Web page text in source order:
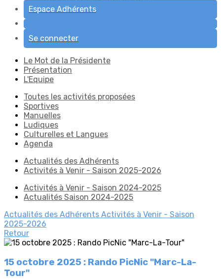
Espace Adhérents
Se connecter
Le Mot de la Présidente
Présentation
L'Equipe
Toutes les activités proposées
Sportives
Manuelles
Ludiques
Culturelles et Langues
Agenda
Actualités des Adhérents
Activités à Venir - Saison 2025-2026
Activités à Venir - Saison 2024-2025
Actualités Saison 2024-2025
Actualités des Adhérents Activités à Venir - Saison
2025-2026
Retour
15 octobre 2025 : Rando PicNic "Marc-La-
Tour"